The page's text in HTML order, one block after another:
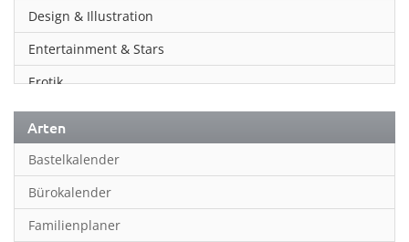
Design & Illustration
Entertainment & Stars
Erotik
Essen & Trinken
Familienplaner
Fantasy
Film
Arten
Bastelkalender
Bürokalender
Familienplaner